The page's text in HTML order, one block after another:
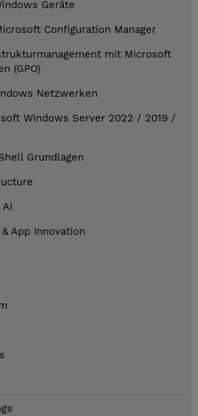
Geräte
Configuration Manager
mit Microsoft
(GPO)
Netzwerken
Windows Server 2022 / 2019 /
Grundlagen
App Innovation